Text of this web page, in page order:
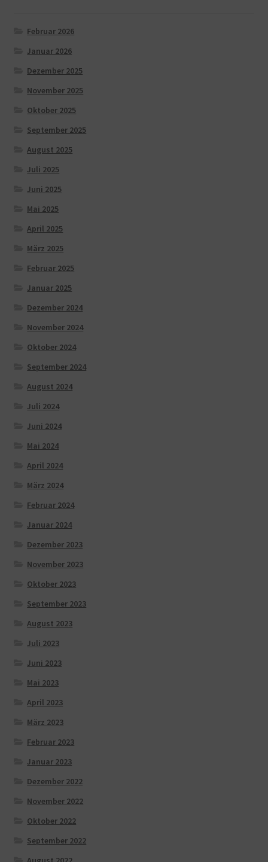
Februar 2026
Januar 2026
Dezember 2025
November 2025
Oktober 2025
September 2025
August 2025
Juli 2025
Juni 2025
Mai 2025
April 2025
März 2025
Februar 2025
Januar 2025
Dezember 2024
November 2024
Oktober 2024
September 2024
August 2024
Juli 2024
Juni 2024
Mai 2024
April 2024
März 2024
Februar 2024
Januar 2024
Dezember 2023
November 2023
Oktober 2023
September 2023
August 2023
Juli 2023
Juni 2023
Mai 2023
April 2023
März 2023
Februar 2023
Januar 2023
Dezember 2022
November 2022
Oktober 2022
September 2022